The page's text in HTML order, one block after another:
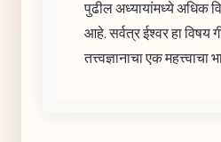
पुढील अध्यायांमध्ये अधिक
आहे. सर्वत्र ईश्वर हा विषय
तत्त्वज्ञानाचा एक महत्त्वाचा